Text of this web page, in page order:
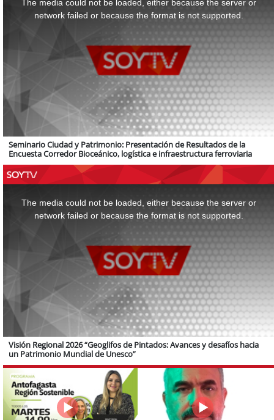
The media could not be loaded, either because the server or
network failed or because the format is not supported.
Seminario Ciudad y Patrimonio: Presentación de Resultados de la
Encuesta Corredor Bioceánico, logística e infraestructura ferroviaria
The media could not be loaded, either because the server or
network failed or because the format is not supported.
Visión Regional 2026 “Geoglifos de Pintados: Avances y desafíos hacia
un Patrimonio Mundial de Unesco”